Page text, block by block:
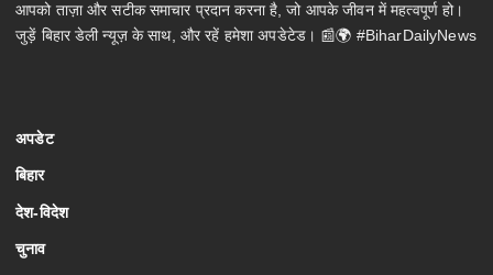
आपको ताज़ा और सटीक समाचार प्रदान करना है, जो आपके जीवन में महत्वपूर्ण हो।
जुड़ें बिहार डेली न्यूज़ के साथ, और रहें हमेशा अपडेटेड। 📰🌍 #BiharDailyNews
अपडेट
बिहार
देश-विदेश
चुनाव